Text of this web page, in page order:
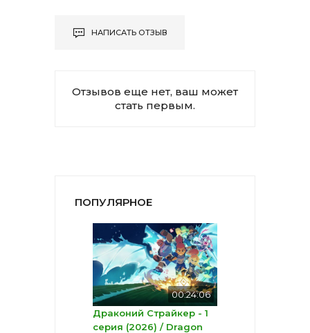
НАПИСАТЬ ОТЗЫВ
Отзывов еще нет, ваш может
стать первым.
ПОПУЛЯРНОЕ
00:24:06
Драконий Страйкер - 1
серия (2026) / Dragon